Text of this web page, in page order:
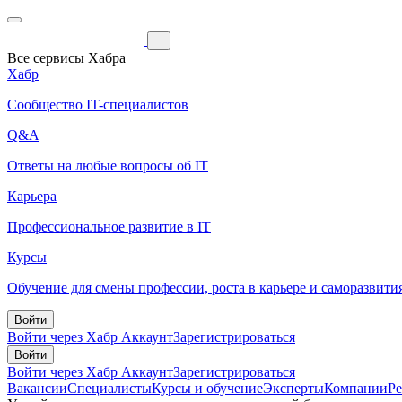
Все сервисы Хабра
Хабр
Сообщество IT-специалистов
Q&A
Ответы на любые вопросы об IT
Карьера
Профессиональное развитие в IT
Курсы
Обучение для смены профессии, роста в карьере и
Войти
Войти через Хабр АккаунтЗарегистрироваться
Войти
Войти через Хабр АккаунтЗарегистрироваться
ВакансииСпециалистыКурсы и обучениеЭкспертыКомпании